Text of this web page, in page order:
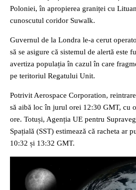
Poloniei, în apropierea graniței cu
cunoscutul coridor Suwalk.
Guvernul de la Londra le-a cerut
să se asigure că sistemul de alertă este
avertiza populația în cazul în care
pe teritoriul Regatului Unit.
Potrivit Aerospace Corporation,
să aibă loc în jurul orei 12:30 GMT, cu
ore. Totuși, Agenția UE pentru
Spațială (SST) estimează că racheta ar
10:32 și 13:32 GMT.